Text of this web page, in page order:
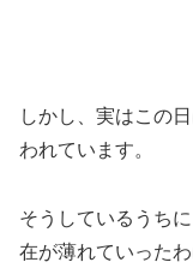
しかし、実はこの
われています。
そうしているうち
在が薄れていったわ